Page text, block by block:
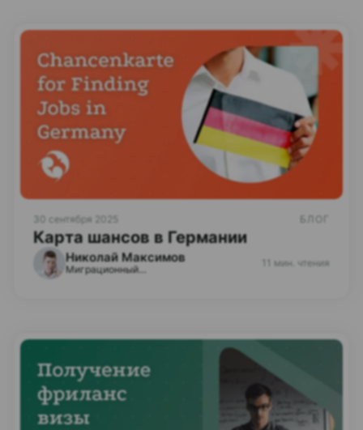
30 сентября 2025
Карта шансов в Германии
Николай Максимов
Миграционный эксперт 11 мин. чтения